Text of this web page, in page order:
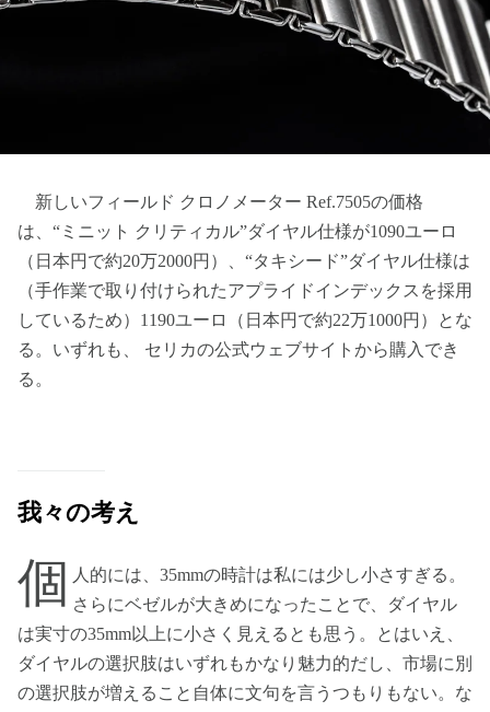
新しいフィールド クロノメーター Ref.7505の価格
は、“ミニット クリティカル”ダイヤル仕様が1090ユーロ
（日本円で約20万2000円）、“タキシード”ダイヤル仕様は
（手作業で取り付けられたアプライドインデックスを採用
しているため）1190ユーロ（日本円で約22万1000円）とな
る。いずれも、 セリカの公式ウェブサイトから購入でき
る。
我々の考え
個
人的には、35mmの時計は私には少し小さすぎる。
さらにベゼルが大きめになったことで、ダイヤル
は実寸の35mm以上に小さく見えるとも思う。とはいえ、
ダイヤルの選択肢はいずれもかなり魅力的だし、市場に別
の選択肢が増えること自体に文句を言うつもりもない。な